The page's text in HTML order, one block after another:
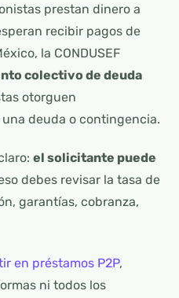
prestan dinero a
recibir pagos de
la CONDUSEF
colectivo de deuda
otorguen
deuda o contingencia.
el solicitante puede
debes revisar la tasa de
garantías, cobranza,
en préstamos P2P,
ni todos los